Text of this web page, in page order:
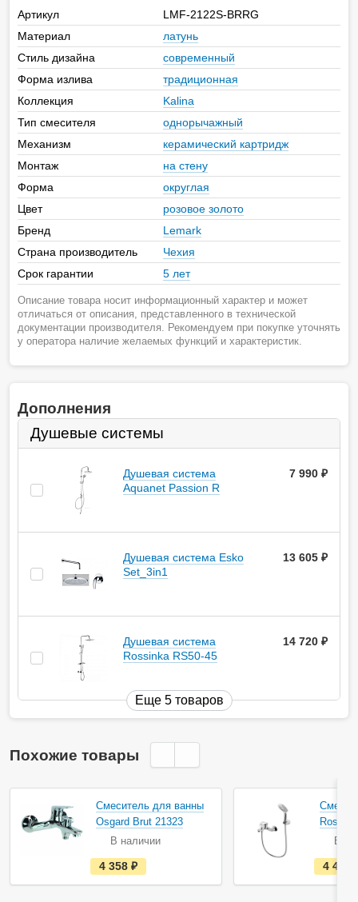
Артикул
LMF-2122S-BRRG
Материал
латунь
Стиль дизайна
современный
Форма излива
традиционная
Коллекция
Kalina
Тип смесителя
однорычажный
Механизм
керамический картридж
Монтаж
на стену
Форма
округлая
Цвет
розовое золото
Бренд
Lemark
Страна производитель
Чехия
Срок гарантии
5 лет
Описание товара носит информационный характер и может
отличаться от описания, представленного в технической
документации производителя. Рекомендуем при покупке уточнять
у оператора наличие желаемых функций и характеристик.
Дополнения
Душевые системы
Душевая система
Aquanet Passion R
7 990
Душевая система Esko
Set_3in1
13 605
Душевая система
Rossinka RS50-45
14 720
Еще 5 товаров
Похожие товары
Смеситель для ванны
Osgard Brut 21323
В наличии
е
с
т
4 358
В
4 410